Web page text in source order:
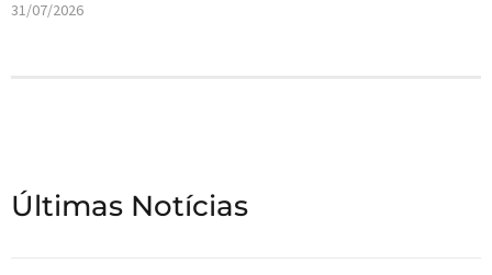
31/07/2026
Últimas Notícias